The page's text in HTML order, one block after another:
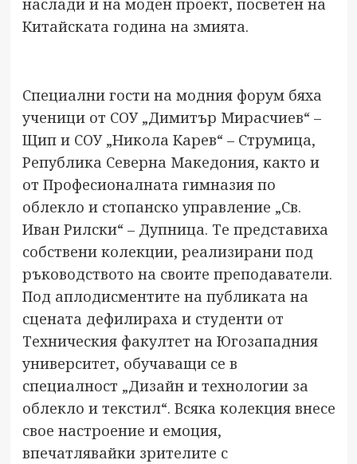
наслади и на моден проект, посветен на
Китайската година на змията.
Специални гости на модния форум бяха
ученици от СОУ „Димитър Мирасчиев“ –
Щип и СОУ „Никола Карев“ – Струмица,
Република Северна Македония, както и
от Професионалната гимназия по
облекло и стопанско управление „Св.
Иван Рилски“ – Дупница. Те представиха
собствени колекции, реализирани под
ръководството на своите преподаватели.
Под аплодисментите на публиката на
сцената дефилираха и студенти от
Техническия факултет на Югозападния
университет, обучаващи се в
специалност „Дизайн и технологии за
облекло и текстил“. Всяка колекция внесе
свое настроение и емоция,
впечатлявайки зрителите с